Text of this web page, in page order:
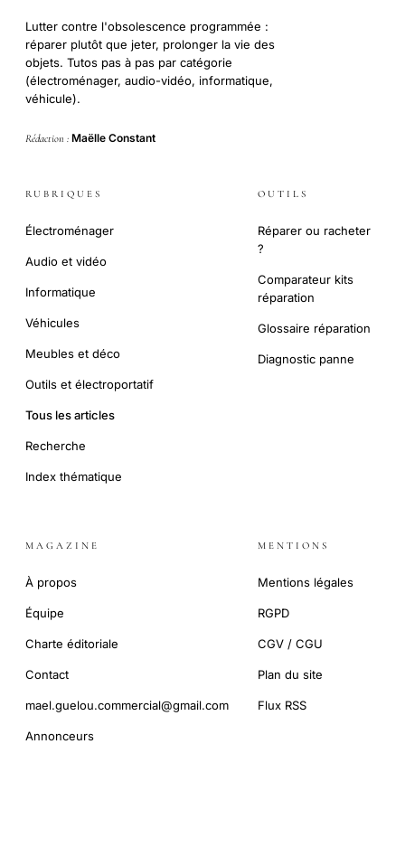
Lutter contre l'obsolescence programmée :
réparer plutôt que jeter, prolonger la vie des
objets. Tutos pas à pas par catégorie
(électroménager, audio-vidéo, informatique,
véhicule).
Rédaction : Maëlle Constant
RUBRIQUES
Électroménager
Audio et vidéo
Informatique
Véhicules
Meubles et déco
Outils et électroportatif
Tous les articles
Recherche
Index thématique
OUTILS
Réparer ou racheter
?
Comparateur kits
réparation
Glossaire réparation
Diagnostic panne
MAGAZINE
À propos
Équipe
Charte éditoriale
Contact
mael.guelou.commercial@gmail.com
Annonceurs
MENTIONS
Mentions légales
RGPD
CGV / CGU
Plan du site
Flux RSS